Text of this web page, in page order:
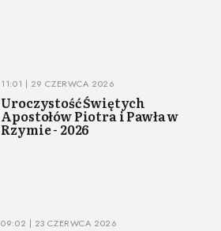
11:01 | 29 CZERWCA 2026
Uroczystość Świętych
Apostołów Piotra i Pawła w
Rzymie - 2026
09:02 | 23 CZERWCA 2026